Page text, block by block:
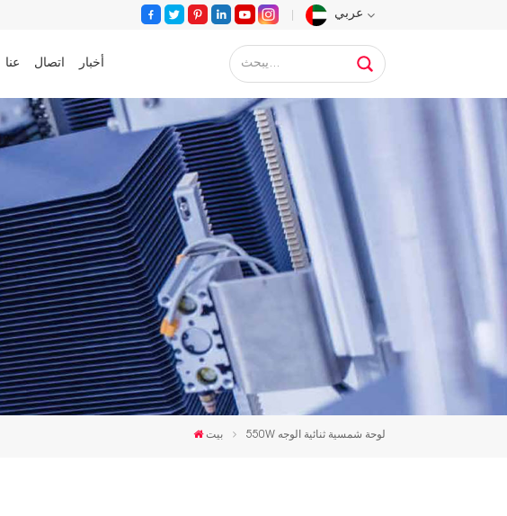
عربي
English
Français
Deutsch
Русский
Español
Português
日语
한국인
عنا اتصال أخبار
بيت 550W لوحة شمسية ثنائية الوجه